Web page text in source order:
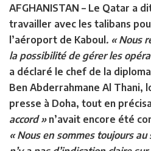
AFGHANISTAN – Le Qatar a
travailler avec les talibans
l’aéroport de Kaboul . « Nous
la possibilité de gérer les
a déclaré le chef de la
Ben Abderrahmane Al Thani,
presse à Doha, tout en
accord »n’avait encore été
« Nous en sommes toujours